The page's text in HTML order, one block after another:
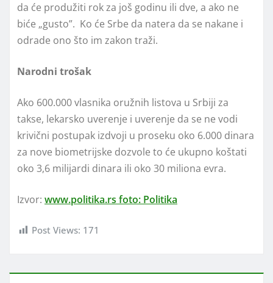
da će produžiti rok za još godinu ili dve, a ako ne
biće „gusto”. Ko će Srbe da natera da se nakane i
odrade ono što im zakon traži.
Narodni trošak
Ako 600.000 vlasnika oružnih listova u Srbiji za
takse, lekarsko uverenje i uverenje da se ne vodi
krivični postupak izdvoji u proseku oko 6.000 dinara
za nove biometrijske dozvole to će ukupno koštati
oko 3,6 milijardi dinara ili oko 30 miliona evra.
Izvor: www.politika.rs foto: Politika
Post Views: 171